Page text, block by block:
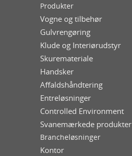
Produkter
Vogne og tilbehør
Gulvrengøring
Klude og Interiørudstyr
Skuremateriale
Handsker
Affaldshåndtering
Entreløsninger
Controlled Environment
Svanemærkede produkter
Brancheløsninger
Kontor